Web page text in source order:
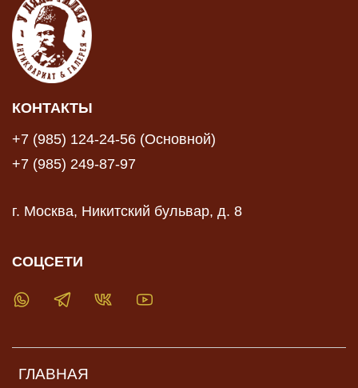
ГЛАВНАЯ
КОНТАКТЫ
+7 (985) 124-24-56 (Основной)
+7 (985) 249-87-97
г. Москва, Никитский бульвар, д. 8
СОЦСЕТИ